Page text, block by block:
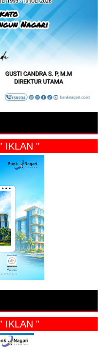
" IKLAN "
" IKLAN "